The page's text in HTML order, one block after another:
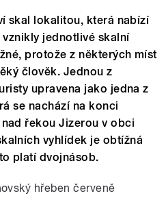
skal lokalitou, která nabízí
vznikly jednotlivé skalní
protože z některých míst
člověk. Jednou z
upravena jako jedna z
se nachází na konci
řekou Jizerou v obci
vyhlídek je obtížná
platí dvojnásob.
hřeben červeně